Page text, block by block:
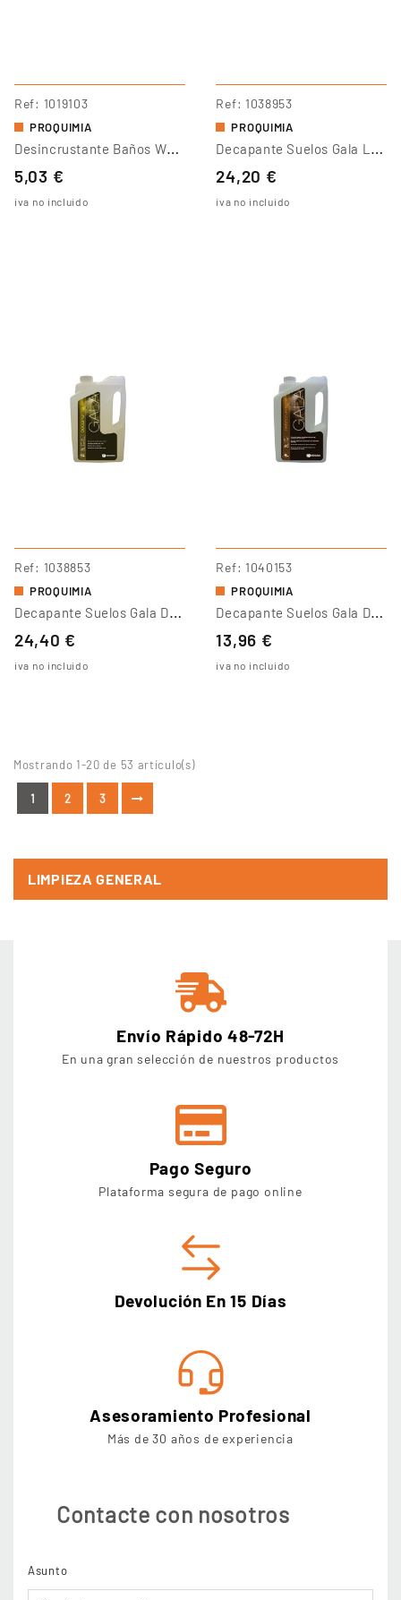
Ref 1019103
PROQUIMIA
D
Esincrustante Baños WC 6
5,03 €
iva no incluido
Ref 1038953
PROQUIMIA
D
Ecapante Suelos Gala Lino
24,20 €
iva no incluido
Ref 1038853
PROQUIMIA
D
Ecapante Suelos Gala Decapante
24,40 €
iva no incluido
Ref 1040153
PROQUIMIA
D
Ecapante Suelos Gala Desincrustante
13,96 €
iva no incluido
Mostrando 1-20 de 53 artículo(s)
1 2 3
LIMPIEZA GENERAL
Envío Rápido 48-72H
En una gran selección de nuestros productos
Pago Seguro
Plataforma segura de pago online
Devolución En 15 Días
Asesoramiento Profesional
Más de 30 años de experiencia
Contacte con nosotros
Asunto